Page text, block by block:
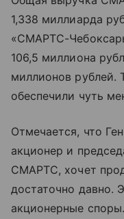
1,338 миллиарда
«СМАРТС-
106,5 миллиона
миллионов рублей.
обеспечили чуть
Отмечается, что
акционер и
СМАРТС, хочет
достаточно давно.
акционерные